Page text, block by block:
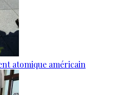
atomique américain